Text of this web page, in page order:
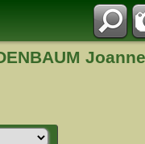
Joanne